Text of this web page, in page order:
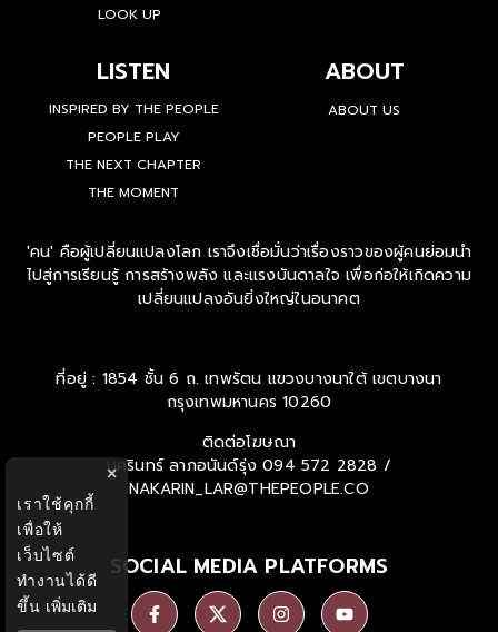
LOOK UP
LISTEN
INSPIRED BY THE PEOPLE
PEOPLE PLAY
THE NEXT CHAPTER
THE MOMENT
ABOUT
ABOUT US
'คน' คือผู้เปลี่ยนแปลงโลก เราจึงเชื่อมั่นว่าเรื่องราวของผู้คนย่อมนำ
ไปสู่การเรียนรู้ การสร้างพลัง และแรงบันดาลใจ เพื่อก่อให้เกิดความ
เปลี่ยนแปลงอันยิ่งใหญ่ในอนาคต
ที่อยู่ : 1854 ชั้น 6 ถ. เทพรัตน แขวงบางนาใต้ เขตบางนา
กรุงเทพมหานคร 10260
ติดต่อโฆษณา
นครินทร์ ลาภอนันด์รุ่ง 094 572 2828 /
NAKARIN_LAR@THEPEOPLE.CO
SOCIAL MEDIA PLATFORMS
×
เราใช้คุกกี้
เพื่อให้
เว็บไซต์
ทำงานได้ดี
ขึ้น เพิ่มเติม